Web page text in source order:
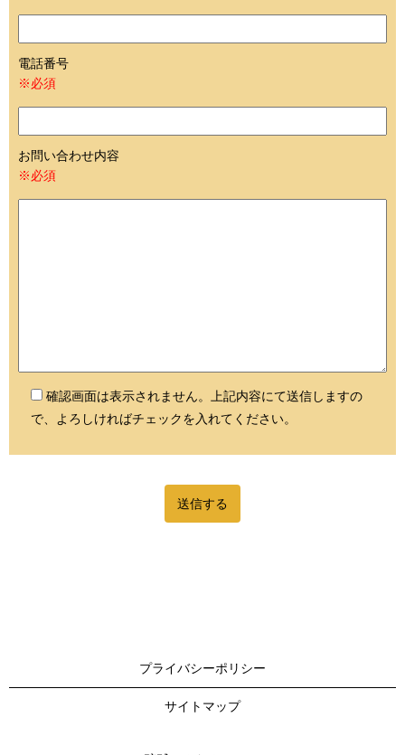
電話番号
※必須
お問い合わせ内容
※必須
確認画面は表示されません。上記内容にて送信しますの
で、よろしければチェックを入れてください。
プライバシーポリシー
サイトマップ